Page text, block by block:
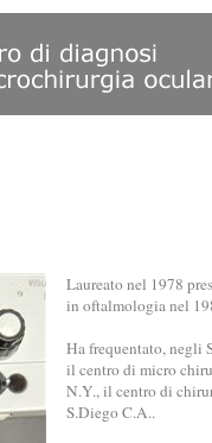
Laureato nel 1978
in oftalmologia nel
Ha frequentato, negli
il centro di micro
N.Y., il centro di
S.Diego C.A..